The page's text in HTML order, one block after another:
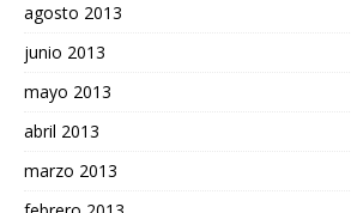
agosto 2013
junio 2013
mayo 2013
abril 2013
marzo 2013